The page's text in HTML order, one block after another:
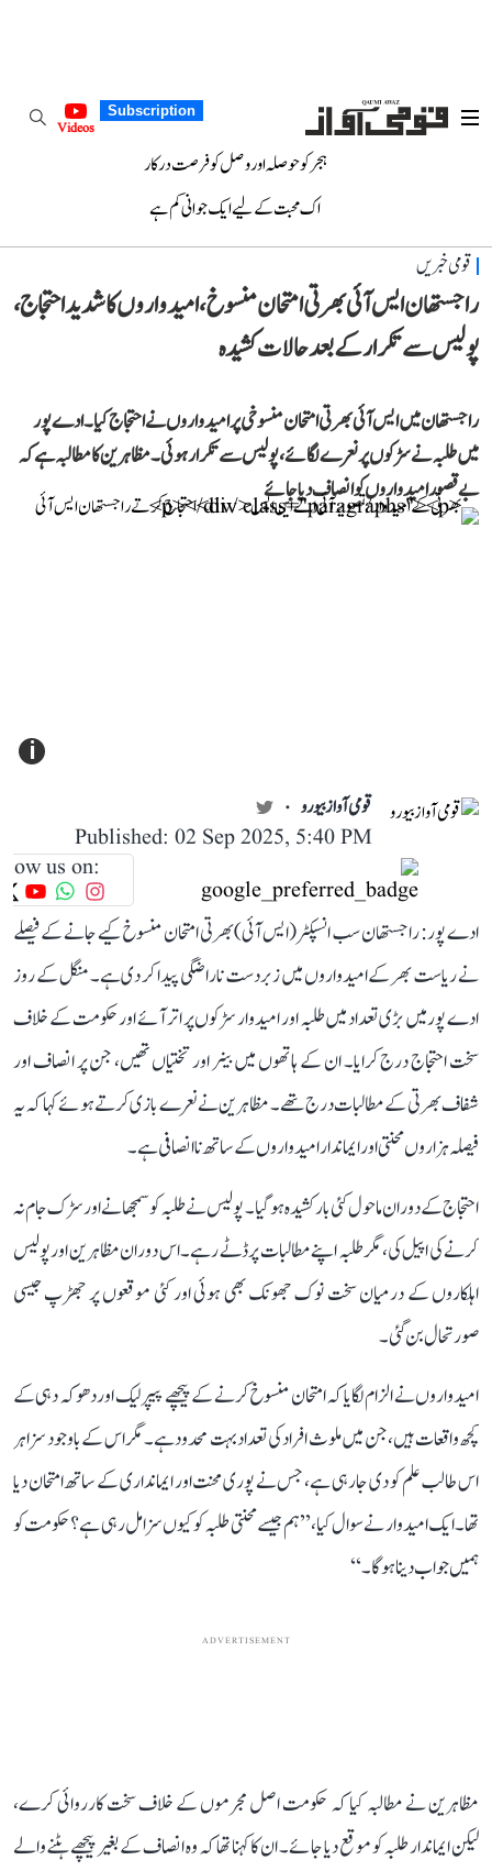
Subscription
Videos
ہجر کو حوصلہ اور وصل کو فرصت درکار
اک محبت کے لیے ایک جوانی کم ہے
قومی خبریں
راجستھان ایس آئی بھرتی امتحان منسوخ، امیدواروں کا شدید احتجاج،
پولیس سے تکرار کے بعد حالات کشیدہ
راجستھان میں ایس آئی بھرتی امتحان منسوخی پر امیدواروں نے احتجاج کیا۔ ادے پور
میں طلبہ نے سڑکوں پر نعرے لگائے، پولیس سے تکرار ہوئی۔ مظاہرین کا مطالبہ ہے کہ
بے قصور امیدواروں کو انصاف دیا جائے
i
قومی آواز بیورو
Published: 02 Sep 2025, 5:40 PM
us on:
ادے پور: راجستھان سب انسپکٹر (ایس آئی) بھرتی امتحان منسوخ کیے جانے کے فیصلے
نے ریاست بھر کے امیدواروں میں زبردست ناراضگی پیدا کر دی ہے۔ منگل کے روز
ادے پور میں بڑی تعداد میں طلبہ اور امیدوار سڑکوں پر اتر آئے اور حکومت کے خلاف
سخت احتجاج درج کرایا۔ ان کے ہاتھوں میں بینر اور تختیاں تھیں، جن پر انصاف اور
شفاف بھرتی کے مطالبات درج تھے۔ مظاہرین نے نعرے بازی کرتے ہوئے کہا کہ یہ
فیصلہ ہزاروں محنتی اور ایماندار امیدواروں کے ساتھ ناانصافی ہے۔
احتجاج کے دوران ماحول کئی بار کشیدہ ہو گیا۔ پولیس نے طلبہ کو سمجھانے اور سڑک جام نہ
کرنے کی اپیل کی، مگر طلبہ اپنے مطالبات پر ڈٹے رہے۔ اس دوران مظاہرین اور پولیس
اہلکاروں کے درمیان سخت نوک جھونک بھی ہوئی اور کئی موقعوں پر جھڑپ جیسی
صورتحال بن گئی۔
امیدواروں نے الزام لگایا کہ امتحان منسوخ کرنے کے پیچھے پیپر لیک اور دھوکہ دہی کے
کچھ واقعات ہیں، جن میں ملوث افراد کی تعداد بہت محدود ہے۔ مگر اس کے باوجود سزا ہر
اس طالب علم کو دی جا رہی ہے، جس نے پوری محنت اور ایمانداری کے ساتھ امتحان دیا
تھا۔ ایک امیدوار نے سوال کیا، ’’ہم جیسے محنتی طلبہ کو کیوں سزا مل رہی ہے؟ حکومت کو
ہمیں جواب دینا ہوگا۔‘‘
ADVERTISEMENT
مظاہرین نے مطالبہ کیا کہ حکومت اصل مجرموں کے خلاف سخت کارروائی کرے،
لیکن ایماندار طلبہ کو موقع دیا جائے۔ ان کا کہنا تھا کہ وہ انصاف کے بغیر پیچھے ہٹنے والے